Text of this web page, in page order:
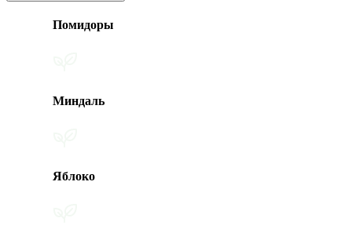
Помидоры
Миндаль